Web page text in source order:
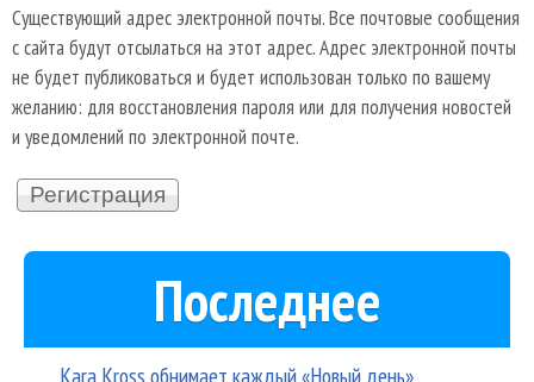
Существующий адрес электронной почты. Все почтовые сообщения
с сайта будут отсылаться на этот адрес. Адрес электронной почты
не будет публиковаться и будет использован только по вашему
желанию: для восстановления пароля или для получения новостей
и уведомлений по электронной почте.
Последнее
Kara Kross обнимает каждый «Новый день»